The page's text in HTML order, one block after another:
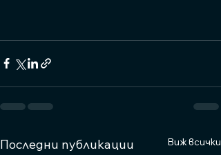
Последни публикации Виж всички